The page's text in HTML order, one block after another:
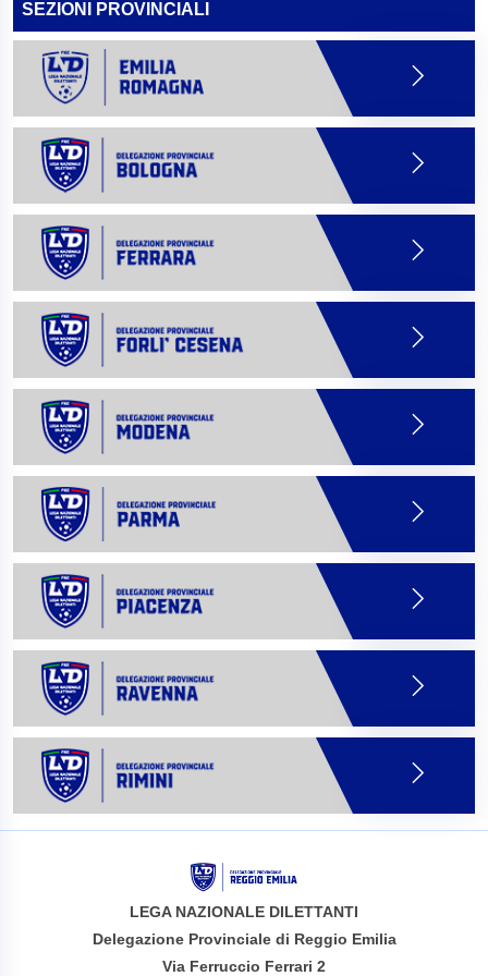
SEZIONI PROVINCIALI
LEGA NAZIONALE DILETTANTI
Delegazione Provinciale di Reggio Emilia
Via Ferruccio Ferrari 2